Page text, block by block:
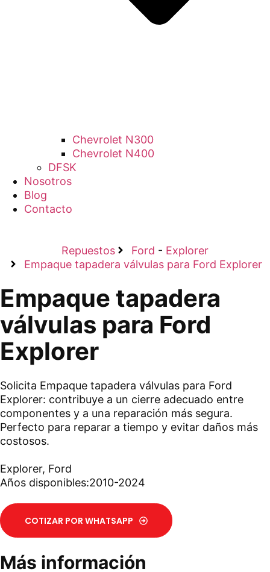
Chevrolet N300
Chevrolet N400
DFSK
Nosotros
Blog
Contacto
Repuestos Ford - Explorer
Empaque tapadera válvulas para Ford Explorer
Empaque tapadera
válvulas para Ford
Explorer
Solicita Empaque tapadera válvulas para Ford
Explorer: contribuye a un cierre adecuado entre
componentes y a una reparación más segura.
Perfecto para reparar a tiempo y evitar daños más
costosos.
Explorer, Ford
Años disponibles:2010-2024
COTIZAR POR WHATSAPP
Más información